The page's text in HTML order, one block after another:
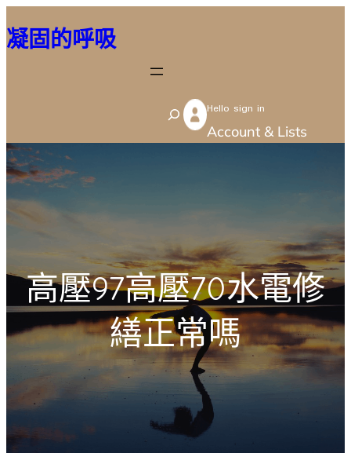
至
容
凝固的呼吸
S
e
Hello sign in
Account & Lists
高壓97高壓70水電修
繕正常嗎